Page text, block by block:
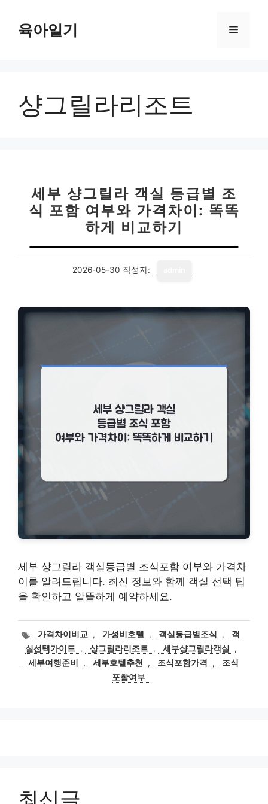
육아일기 메
샹그릴라리조트
세부 샹그릴라 객실 등급별 조
식 포함 여부와 가격차이: 똑똑
하게 비교하기
2026-05-30 작성자:
세부 샹그릴라 객실등급별 조식포함 여부와 가격차
이를 알려드립니다. 최신 정보와 함께 객실 선택 팁
을 확인하고 알뜰하게 예약하세요.
태
그
가격차이비교 , 가성비호텔 , 객실등급별조식 ,
객
실선택가이드 , 샹그릴라리조트 , 세부샹그릴라객실
,
세부여행준비
, 세부호텔추천 , 조식포함가격 ,
조식
포함여부
최신글